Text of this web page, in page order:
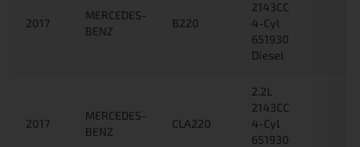
2017
MERCEDES-
BENZ
B220
2143CC
4-Cyl
651930
Diesel
2017
MERCEDES-
BENZ
CLA220
2.2L
2143CC
4-Cyl
651930